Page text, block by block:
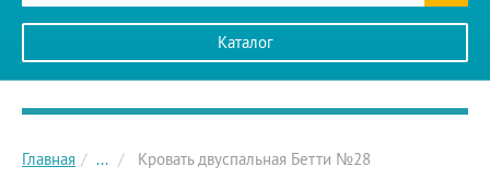
Каталог
Главное меню сайта
Главная ... Кровать двуспальная Бетти №28